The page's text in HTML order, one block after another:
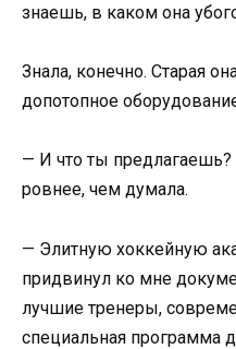
знаешь, в каком она
Знала, конечно. Старая
допотопное
— И что ты предлагаешь?
ровнее, чем думала.
— Элитную хоккейную
придвинул ко мне
лучшие тренеры,
специальная программа